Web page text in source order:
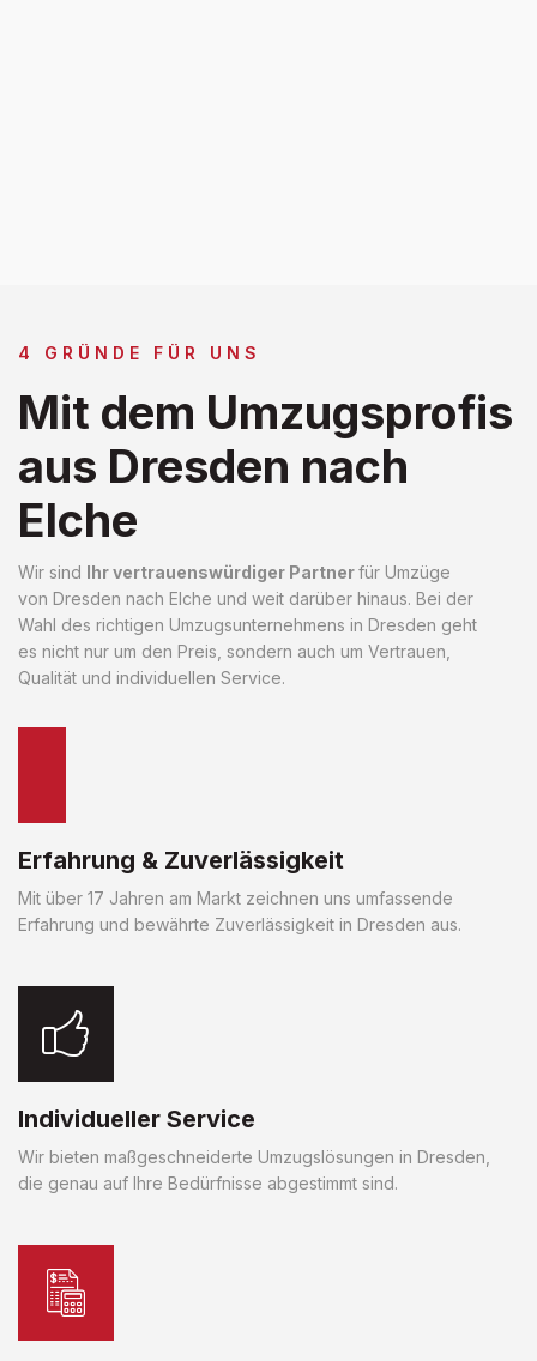
4 GRÜNDE FÜR UNS
Mit dem Umzugsprofis
aus Dresden nach
Elche
Wir sind Ihr vertrauenswürdiger Partnerfür Umzüge
von Dresden nach Elche und weit darüber hinaus. Bei der
Wahl des richtigen Umzugsunternehmens in Dresden geht
es nicht nur um den Preis, sondern auch um Vertrauen,
Qualität und individuellen Service.
Erfahrung & Zuverlässigkeit
Mit über 17 Jahren am Markt zeichnen uns umfassende
Erfahrung und bewährte Zuverlässigkeit in Dresden aus.
Individueller Service
Wir bieten maßgeschneiderte Umzugslösungen in Dresden,
die genau auf Ihre Bedürfnisse abgestimmt sind.